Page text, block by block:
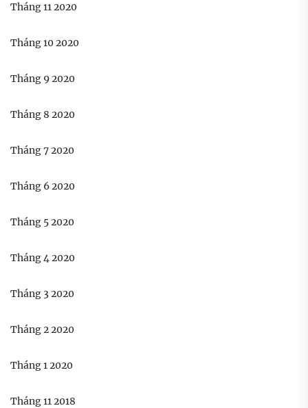
Tháng 11 2020
Tháng 10 2020
Tháng 9 2020
Tháng 8 2020
Tháng 7 2020
Tháng 6 2020
Tháng 5 2020
Tháng 4 2020
Tháng 3 2020
Tháng 2 2020
Tháng 1 2020
Tháng 11 2018